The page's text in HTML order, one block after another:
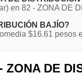
en 82 - ZONA DE
BAJÍO?
$16.61 pesos
DE